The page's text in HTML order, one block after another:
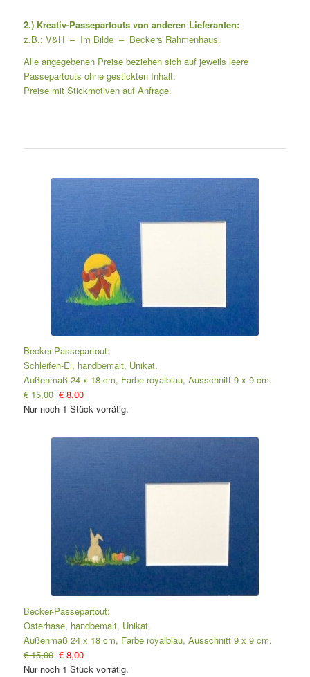
2.) Kreativ-Passepartouts von anderen Lieferanten:
z.B.: V&H – Im Bilde – Beckers Rahmenhaus.
Alle angegebenen Preise beziehen sich auf jeweils leere
Passepartouts ohne gestickten Inhalt.
Preise mit Stickmotiven auf Anfrage.
Becker-Passepartout:
Schleifen-Ei, handbemalt, Unikat.
Außenmaß 24 x 18 cm, Farbe royalblau, Ausschnitt 9 x 9 cm.
€ 15,00 € 8,00
Nur noch 1 Stück vorrätig.
Becker-Passepartout:
Osterhase, handbemalt, Unikat.
Außenmaß 24 x 18 cm, Farbe royalblau, Ausschnitt 9 x 9 cm.
€ 15,00 € 8,00
Nur noch 1 Stück vorrätig.